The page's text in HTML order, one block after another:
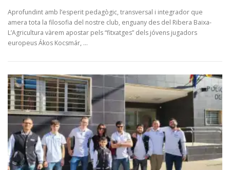
Aprofundint amb l’esperit pedagògic, transversal i integrador que
amera tota la filosofia del nostre club, enguany des del Ribera Baixa-
L’Agricultura vàrem apostar pels “fitxatges” dels jóvens jugadors
europeus Ákos Kocsmár, …